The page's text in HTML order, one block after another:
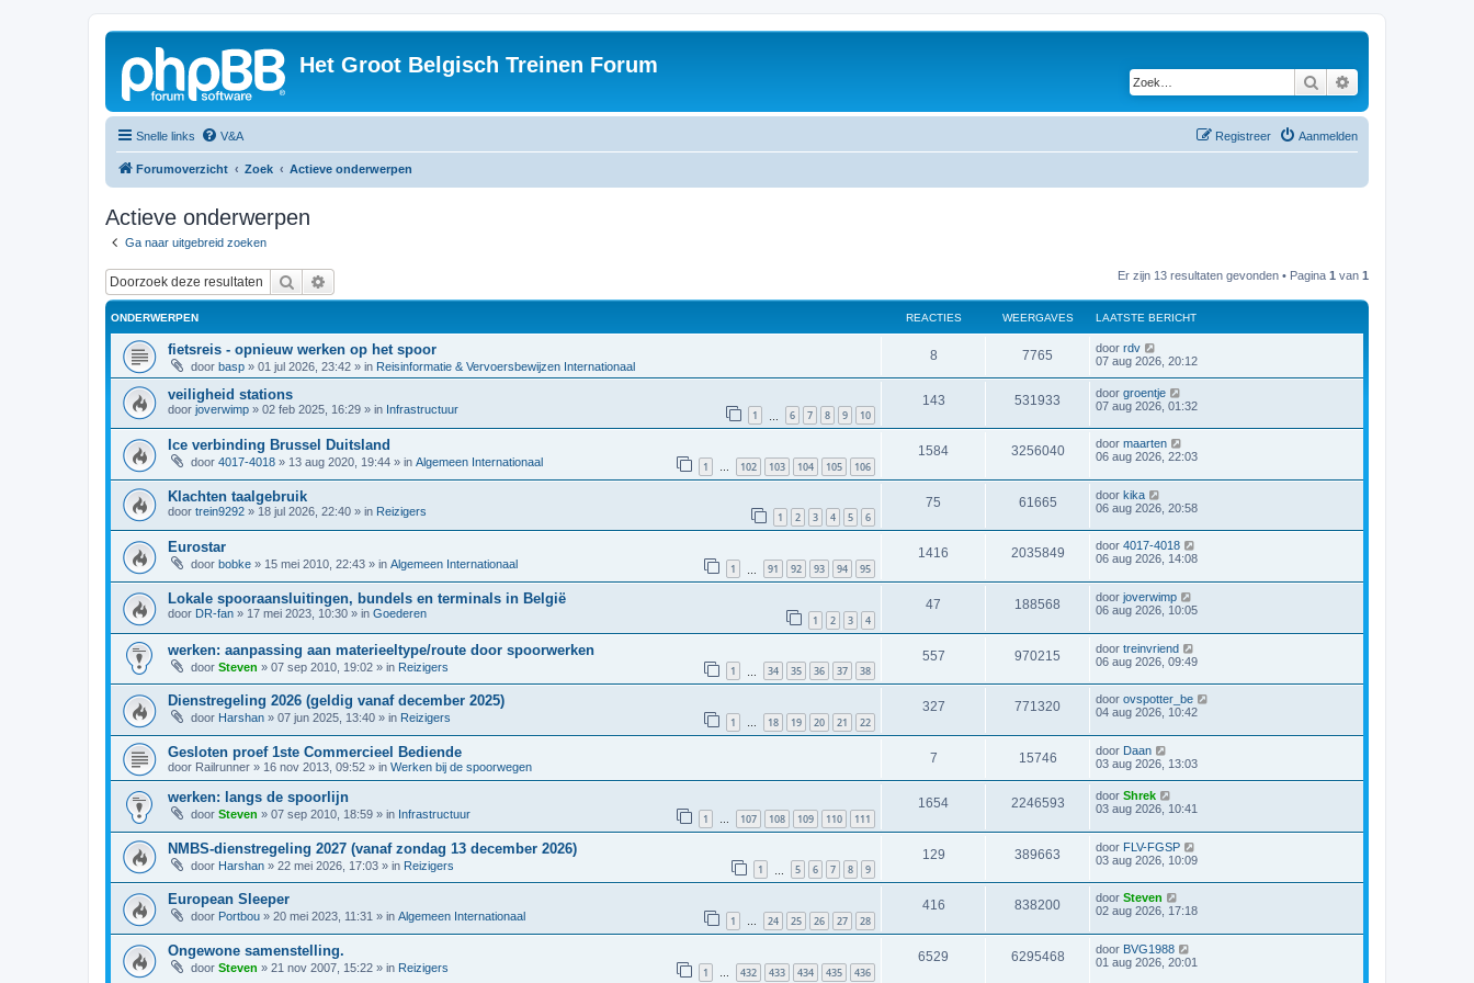
Het Groot Belgisch Treinen Forum
Zoek
Snelle links V&A Aanmelden
Registreer
Forumoverzicht Zoek Actieve onderwerpen
Actieve onderwerpen
Ga naar uitgebreid zoeken
Zoek Er zijn 13 resultaten gevonden • Pagina 1 van 1
ONDERWERPEN REACTIES WEERGAVES LAATSTE BERICHT
fietsreis - opnieuw werken op het spoor
door basp » 01 jul 2026, 23:42 » in Reisinformatie & Vervoersbewijzen Internationaal
8 7765 door rdv
07 aug 2026, 20:12
veiligheid stations
door joverwimp » 02 feb 2025, 16:29 » in Infrastructuur 1 6 7 8 9 10
143 531933 door groentje
07 aug 2026, 01:32
Ice verbinding Brussel Duitsland
door 4017-4018 » 13 aug 2020, 19:44 » in Algemeen Internationaal 1 … 102 103 104 105 106
1584 3256040 door maarten
06 aug 2026, 22:03
Klachten taalgebruik
door trein9292 » 18 jul 2026, 22:40 » in Reizigers 1 2 3 4 5 6
75 61665 door kika
06 aug 2026, 20:58
Eurostar
door bobke » 15 mei 2010, 22:43 » in Algemeen Internationaal 1 91 92 93 94 95
1416 2035849 door 4017-4018
06 aug 2026, 14:08
Lokale spooraansluitingen, bundels en terminals in België
door DR-fan » 17 mei 2023, 10:30 » in Goederen 1 2 3 4
47 188568 door joverwimp
06 aug 2026, 10:05
werken: aanpassing aan materieeltype/route door spoorwerken
door Steven » 07 sep 2010, 19:02 » in Reizigers 1 34 35 36 37 38
557 970215 door treinvriend
06 aug 2026, 09:49
Dienstregeling 2026 (geldig vanaf december 2025)
door Harshan » 07 jun 2025, 13:40 » in Reizigers 1 … 18 19 20 21 22
327 771320 door ovspotter_be
04 aug 2026, 10:42
Gesloten proef 1ste Commercieel Bediende
door Railrunner » 16 nov 2013, 09:52 » in Werken bij de spoorwegen
7 15746 door Daan
03 aug 2026, 13:03
werken: langs de spoorlijn
door Steven » 07 sep 2010, 18:59 » in Infrastructuur 1 … 107 108 109 110 111
1654 2246593 door Shrek
03 aug 2026, 10:41
NMBS-dienstregeling 2027 (vanaf zondag 13 december 2026)
door Harshan » 22 mei 2026, 17:03 » in Reizigers 1 5 6 7 8 9
129 389663 door FLV-FGSP
03 aug 2026, 10:09
European Sleeper
door Portbou » 20 mei 2023, 11:31 » in Algemeen Internationaal 1 … 24 25 26 27 28
416 838200 door Steven
02 aug 2026, 17:18
Ongewone samenstelling.
door Steven » 21 nov 2007, 15:22 » in Reizigers 1 … 432 433 434 435 436
6529 6295468 door BVG1988
01 aug 2026, 20:01